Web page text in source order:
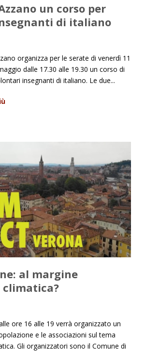
un corso per
di italiano
organizza per le serate di venerdì 11
dalle 17.30 alle 19.30 un corso di
insegnanti di italiano. Le due...
al margine
climatica?
ore 16 alle 19 verrà organizzato un
e le associazioni sul tema
Gli organizzatori sono il Comune di